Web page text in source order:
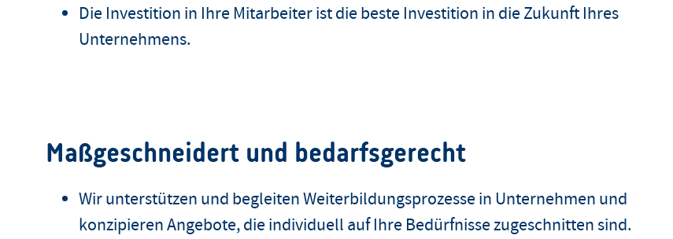
Die Investition in Ihre Mitarbeiter ist die beste Investition in die Zukunft Ihres
Unternehmens.
Maßgeschneidert und bedarfsgerecht
Wir unterstützen und begleiten Weiterbildungsprozesse in Unternehmen und
konzipieren Angebote, die individuell auf Ihre Bedürfnisse zugeschnitten sind.